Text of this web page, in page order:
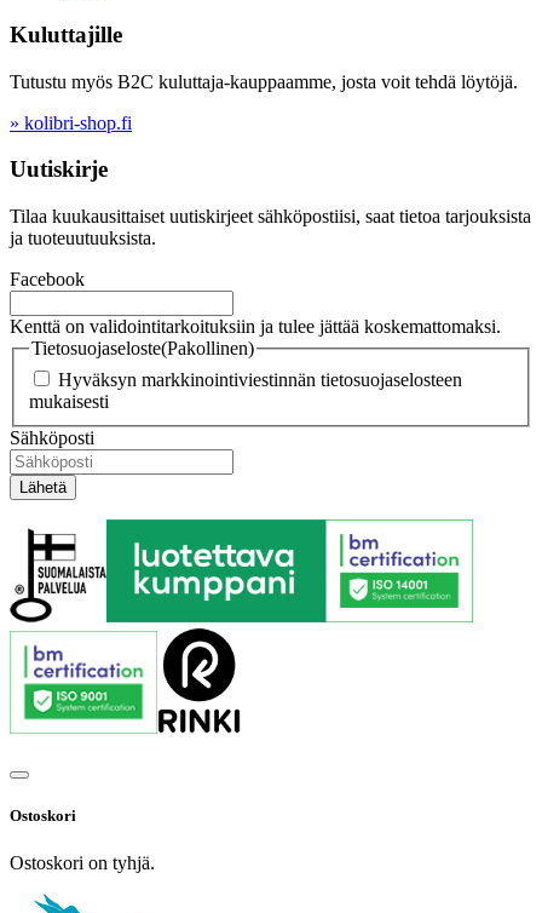
Kuluttajille
Tutustu myös B2C kuluttaja-kauppaamme, josta voit tehdä löytöjä.
» kolibri-shop.fi
Uutiskirje
Tilaa kuukausittaiset uutiskirjeet sähköpostiisi, saat tietoa tarjouksista
ja tuoteuutuuksista.
Facebook
Kenttä on validointitarkoituksiin ja tulee jättää koskemattomaksi.
Tietosuojaseloste(Pakollinen)
Hyväksyn markkinointiviestinnän tietosuojaselosteen
mukaisesti
Sähköposti
Ostoskori
Ostoskori on tyhjä.